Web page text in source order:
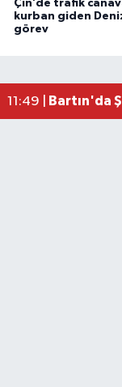
Çin’de trafik
kurban giden
görev
11:49 | Bartın'da